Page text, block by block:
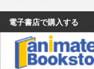
電子書店で購入する